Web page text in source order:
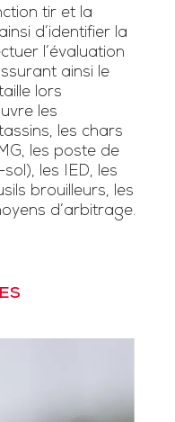
tir et la
d’identifier la
l’évaluation
ainsi le
lors
les
les chars
les poste de
les IED, les
brouilleurs, les
d’arbitrage.